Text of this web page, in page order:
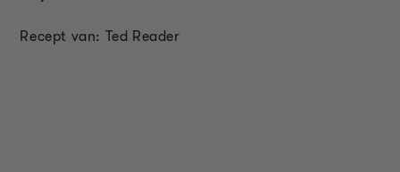
Recept van: Ted Reader